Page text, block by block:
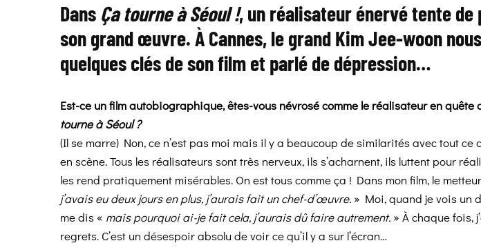
Dans Ça tourne à Séoul !, un réalisateur énervé tente de
son grand œuvre. À Cannes, le grand Kim Jee-woon
quelques clés de son film et parlé de dépression…
Est-ce un film autobiographique, êtes-vous névrosé comme le réalisateur en quête
tourne à Séoul ?
(Il se marre) Non, ce n’est pas moi mais il y a beaucoup de similarités avec tout ce
en scène. Tous les réalisateurs sont très nerveux, ils s’acharnent, ils luttent pour
les rend pratiquement misérables. On est tous comme ça ! Dans mon film, le
j’avais eu deux jours en plus, j’aurais fait un chef-d’œuvre. » Moi, quand je vois un
me dis « mais pourquoi ai-je fait cela, j’aurais dû faire autrement. » À chaque fois,
regrets. C’est un désespoir absolu de voir ce qu’il y a sur l’écran…